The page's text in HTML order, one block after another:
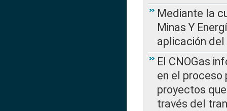
Mediante la
Minas Y
aplicación
El CNOGas
en el proceso
proyectos
través del